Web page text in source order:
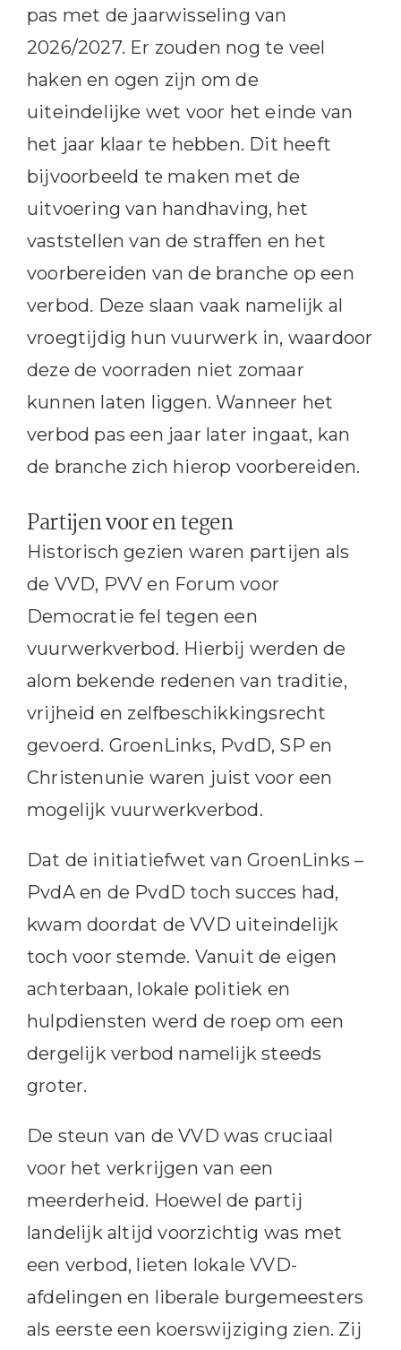
pas met de jaarwisseling van
2026/2027. Er zouden nog te veel
haken en ogen zijn om de
uiteindelijke wet voor het einde van
het jaar klaar te hebben. Dit heeft
bijvoorbeeld te maken met de
uitvoering van handhaving, het
vaststellen van de straffen en het
voorbereiden van de branche op een
verbod. Deze slaan vaak namelijk al
vroegtijdig hun vuurwerk in, waardoor
deze de voorraden niet zomaar
kunnen laten liggen. Wanneer het
verbod pas een jaar later ingaat, kan
de branche zich hierop voorbereiden.
Partijen voor en tegen
Historisch gezien waren partijen als
de VVD, PVV en Forum voor
Democratie fel tegen een
vuurwerkverbod. Hierbij werden de
alom bekende redenen van traditie,
vrijheid en zelfbeschikkingsrecht
gevoerd. GroenLinks, PvdD, SP en
Christenunie waren juist voor een
mogelijk vuurwerkverbod.
Dat de initiatiefwet van GroenLinks –
PvdA en de PvdD toch succes had,
kwam doordat de VVD uiteindelijk
toch voor stemde. Vanuit de eigen
achterbaan, lokale politiek en
hulpdiensten werd de roep om een
dergelijk verbod namelijk steeds
groter.
De steun van de VVD was cruciaal
voor het verkrijgen van een
meerderheid. Hoewel de partij
landelijk altijd voorzichtig was met
een verbod, lieten lokale VVD-
afdelingen en liberale burgemeesters
als eerste een koerswijziging zien. Zij